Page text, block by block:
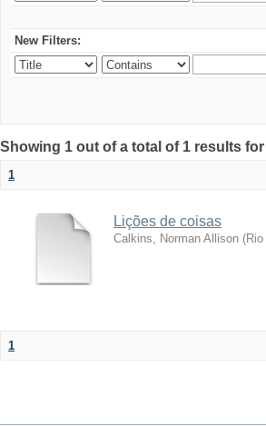
New Filters:
Showing 1 out of a total of 1 results
1
Lições de coisas
Calkins, Norman Allison (
1